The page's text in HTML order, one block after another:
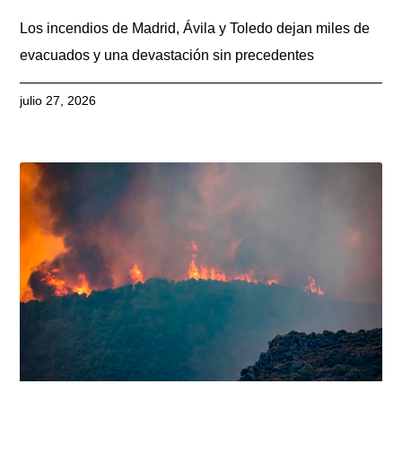
Los incendios de Madrid, Ávila y Toledo dejan miles de
evacuados y una devastación sin precedentes
julio 27, 2026